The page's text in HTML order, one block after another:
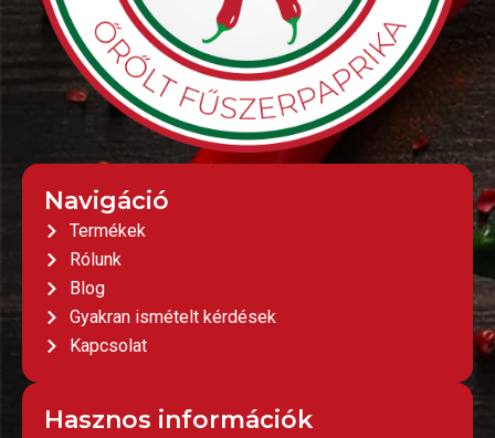
Navigáció
Termékek
Rólunk
Blog
Gyakran ismételt kérdések
Kapcsolat
Hasznos információk